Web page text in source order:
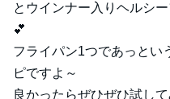
とウインナー入りヘルシ
💕
フライパン1つであっとい
ピですよ～
良かったらぜひぜひ試し